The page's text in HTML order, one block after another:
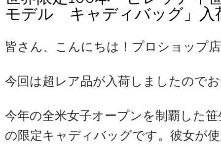
モデル キャディバッグ」入
皆さん、こんにちは！プロショップ
今回は超レア品が入荷しましたので
今年の全米女子オープンを制覇した
の限定キャディバッグです。彼女が